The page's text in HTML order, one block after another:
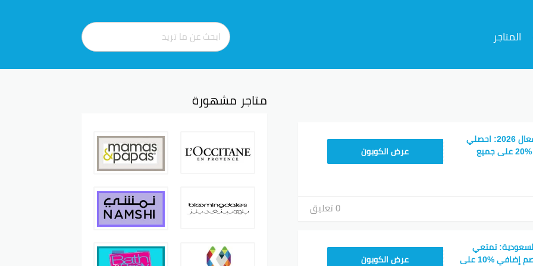
المتاجر
كود خصم فارفيتش فعال 2026: احصلي
على الخصم الإضافي %20 على جميع
NC15FFعرض الكوبون
0 تعليق
تمتعي
بخصم %30-%65 وخصم إضافي %10 على
NC15FFعرض الكوبون
متاجر مشهورة